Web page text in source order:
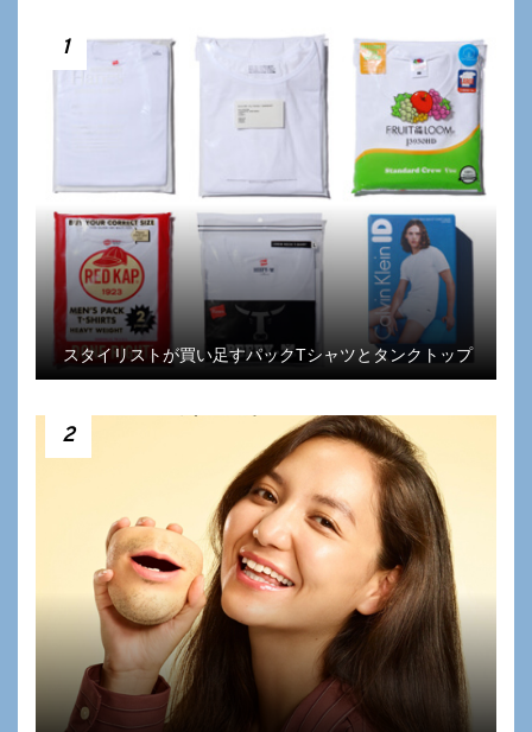
1
スタイリストが買い足すパックTシャツとタンクトップ
2